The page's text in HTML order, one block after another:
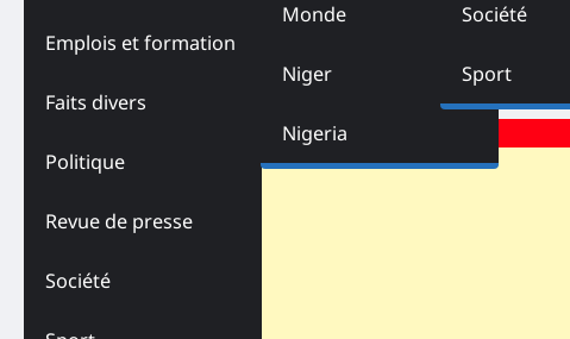
Emplois et formation
Faits divers
Politique
Revue de presse
Société
Monde
Niger
Nigeria
Société
Sport